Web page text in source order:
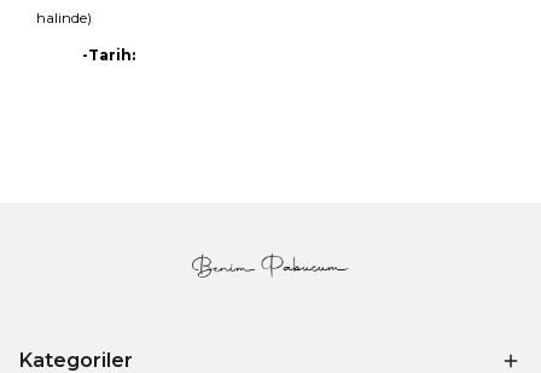
halinde)
-Tarih:
Kategoriler